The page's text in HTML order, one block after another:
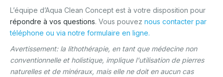
L’équipe d’Aqua Clean Concept est à votre disposition pour
répondre à vos questions. Vous pouvez nous contacter par
téléphone ou via notre formulaire en ligne.
Avertissement: la lithothérapie, en tant que médecine non
conventionnelle et holistique, implique l'utilisation de pierres
naturelles et de minéraux, mais elle ne doit en aucun cas